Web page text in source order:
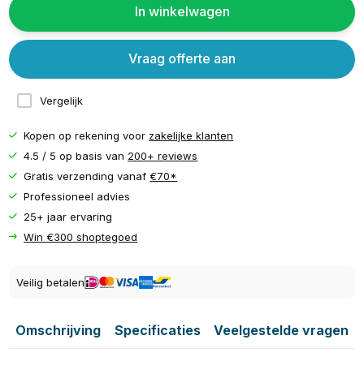
In winkelwagen
Vergelijk
Vraag offerte aan
Kopen op rekening voor zakelijke klanten
4.5 / 5 op basis van 200+ reviews
Gratis verzending vanaf€70*
Professioneel advies
25+ jaar ervaring
Win €300 shoptegoed
Veilig betalen
Omschrijving Specificaties Veelgestelde vragen